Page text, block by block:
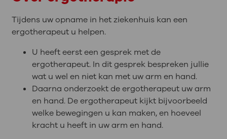
Tijdens uw opname in het ziekenhuis kan een
ergotherapeut u helpen.
U heeft eerst een gesprek met de
ergotherapeut. In dit gesprek bespreken jullie
wat u wel en niet kan met uw arm en hand.
Daarna onderzoekt de ergotherapeut uw arm
en hand. De ergotherapeut kijkt bijvoorbeeld
welke bewegingen u kan maken, en hoeveel
kracht u heeft in uw arm en hand.